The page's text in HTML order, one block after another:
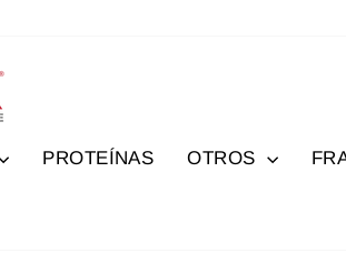
PROTEÍNAS OTROS